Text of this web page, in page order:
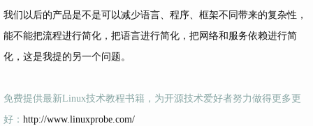
我们以后的产品是不是可以减少语言、程序、框架不同带来的复杂性，
能不能把流程进行简化，把语言进行简化，把网络和服务依赖进行简
化，这是我提的另一个问题。
免费提供最新Linux技术教程书籍，为开源技术爱好者努力做得更多更
好： http://www.linuxprobe.com/